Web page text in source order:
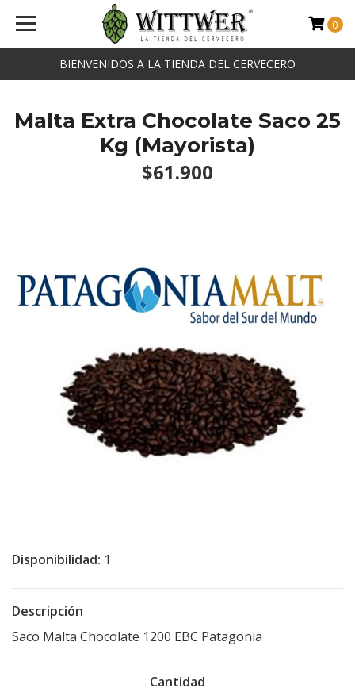
BIENVENIDOS A LA TIENDA DEL CERVECERO
0
Malta Extra Chocolate Saco 25
Kg (Mayorista)
$61.900
Disponibilidad: 1
Descripción
Saco Malta Chocolate 1200 EBC Patagonia
Cantidad